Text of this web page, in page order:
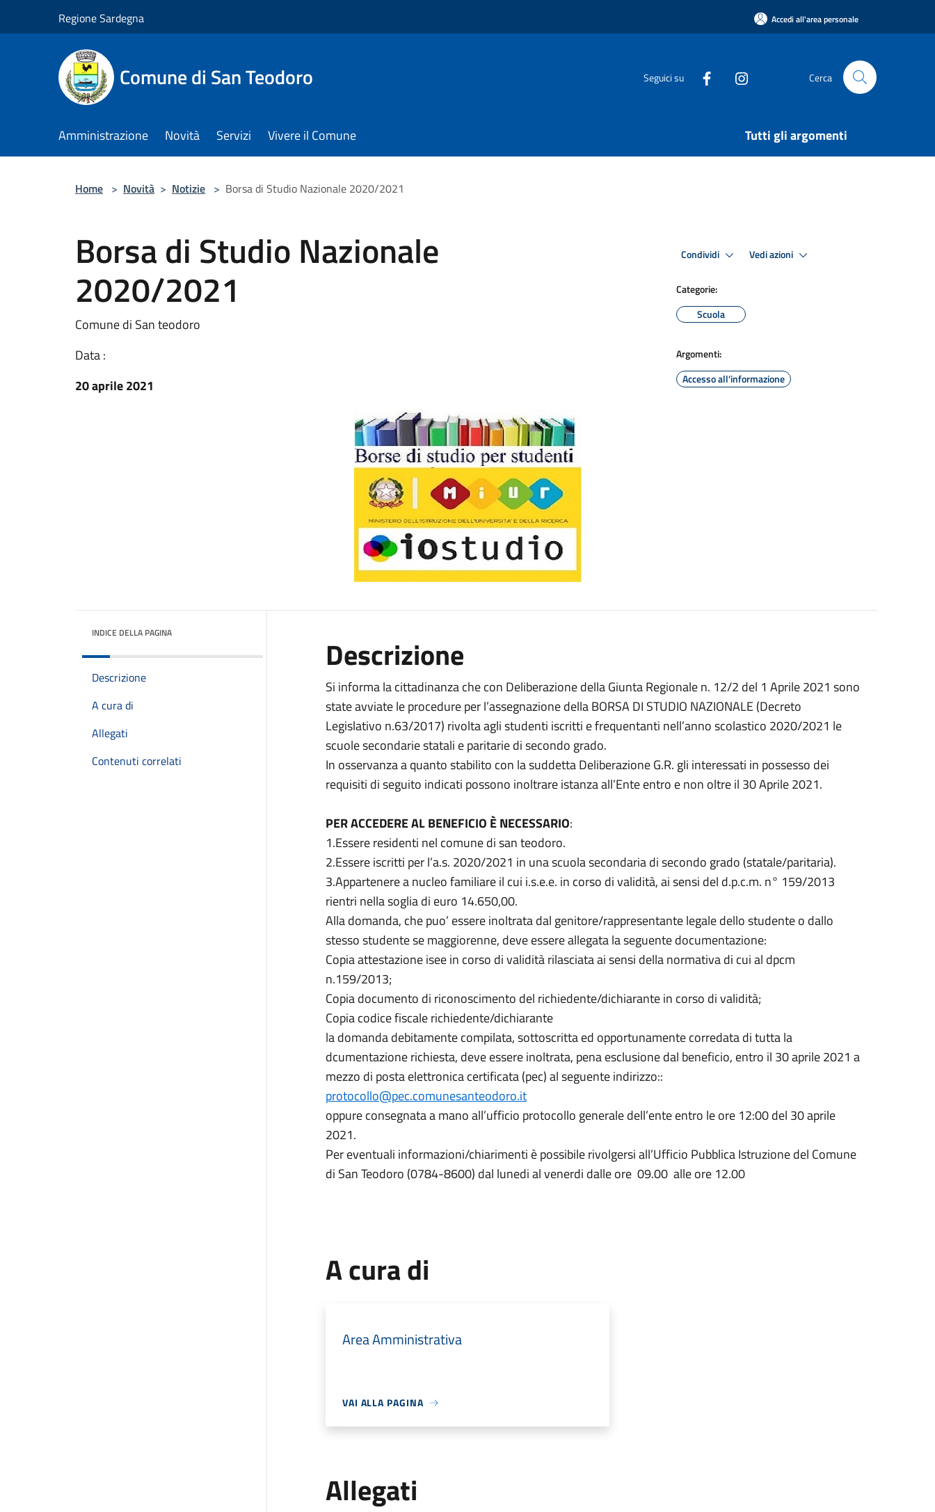
Regione Sardegna Accedi all'area personale
Comune di San Teodoro Seguici su Cerca
Amministrazione Novità Servizi Vivere il Comune Tutti gli argomenti
Home > Novità > Notizie > Borsa di Studio Nazionale 2020/2021
Borsa di Studio Nazionale
2020/2021
Comune di San teodoro
Data :
20 aprile 2021
Condividi Vedi azioni
Categorie:
Scuola
Argomenti:
Accesso all'informazione
INDICE DELLA PAGINA
Descrizione
A cura di
Allegati
Contenuti correlati
Descrizione
Si informa la cittadinanza che con Deliberazione della Giunta Regionale n. 12/2 del 1 Aprile 2021 sono
state avviate le procedure per l’assegnazione della BORSA DI STUDIO NAZIONALE (Decreto
Legislativo n.63/2017) rivolta agli studenti iscritti e frequentanti nell’anno scolastico 2020/2021 le
scuole secondarie statali e paritarie di secondo grado.
In osservanza a quanto stabilito con la suddetta Deliberazione G.R. gli interessati in possesso dei
requisiti di seguito indicati possono inoltrare istanza all’Ente entro e non oltre il 30 Aprile 2021.
PER ACCEDERE AL BENEFICIO È NECESSARIO:
1.Essere residenti nel comune di san teodoro.
2.Essere iscritti per l’a.s. 2020/2021 in una scuola secondaria di secondo grado (statale/paritaria).
3.Appartenere a nucleo familiare il cui i.s.e.e. in corso di validità, ai sensi del d.p.c.m. n° 159/2013
rientri nella soglia di euro 14.650,00.
Alla domanda, che puo’ essere inoltrata dal genitore/rappresentante legale dello studente o dallo
stesso studente se maggiorenne, deve essere allegata la seguente documentazione:
Copia attestazione isee in corso di validità rilasciata ai sensi della normativa di cui al dpcm
n.159/2013;
Copia documento di riconoscimento del richiedente/dichiarante in corso di validità;
Copia codice fiscale richiedente/dichiarante
la domanda debitamente compilata, sottoscritta ed opportunamente corredata di tutta la
dcumentazione richiesta, deve essere inoltrata, pena esclusione dal beneficio, entro il 30 aprile 2021 a
mezzo di posta elettronica certificata (pec) al seguente indirizzo::
protocollo@pec.comunesanteodoro.it
oppure consegnata a mano all’ufficio protocollo generale dell’ente entro le ore 12:00 del 30 aprile
2021.
Per eventuali informazioni/chiarimenti è possibile rivolgersi all’Ufficio Pubblica Istruzione del Comune
di San Teodoro (0784-8600) dal lunedi al venerdi dalle ore 09.00 alle ore 12.00
A cura di
Area Amministrativa
VAI ALLA PAGINA
Allegati